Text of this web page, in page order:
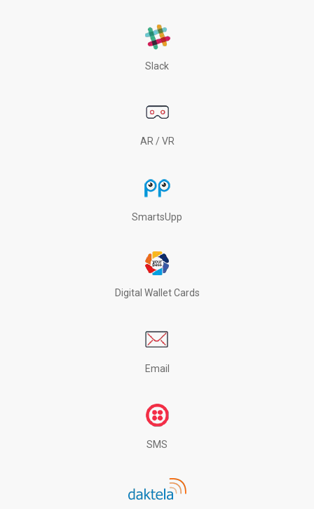
Slack
AR / VR
SmartsUpp
Digital Wallet Cards
Email
SMS